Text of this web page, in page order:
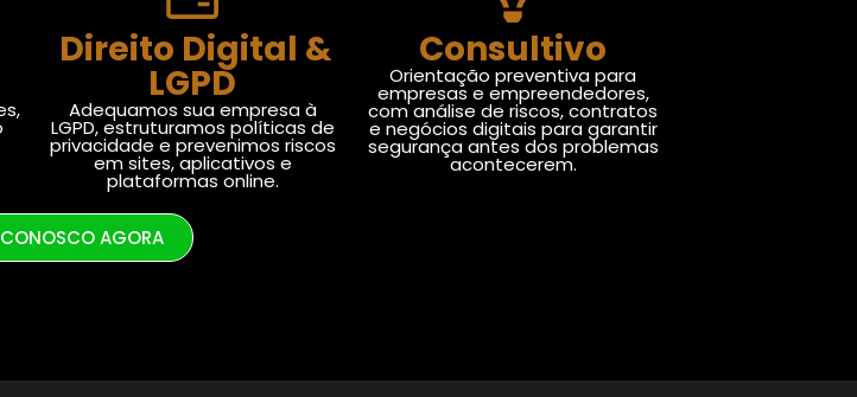
Direito Digital &
LGPD
Adequamos sua empresa à
LGPD, estruturamos políticas de
privacidade e prevenimos riscos
em sites, aplicativos e
plataformas online.
Consultivo
Orientação preventiva para
empresas e empreendedores,
com análise de riscos, contratos
e negócios digitais para garantir
segurança antes dos problemas
acontecerem.
CONOSCO AGORA